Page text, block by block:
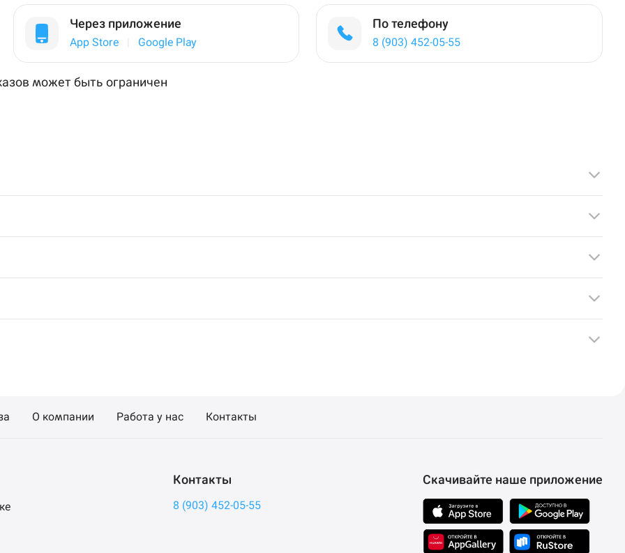
Через приложение
App Store Google Play
По телефону
8 (903) 452-05-55
может быть ограничен
О компании Работа у нас Контакты
Контакты
8 (903) 452-05-55
Скачивайте наше приложение